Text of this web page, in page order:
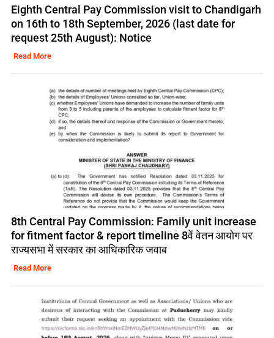
Eighth Central Pay Commission visit to Chandigarh
on 16th to 18th September, 2026 (last date for
request 25th August): Notice
Read More
8th Central Pay Commission: Family unit increase
for fitment factor & report timeline 8वें वेतन आयोग पर
राज्यसभा में सरकार का आधिकारिक जवाब
Read More